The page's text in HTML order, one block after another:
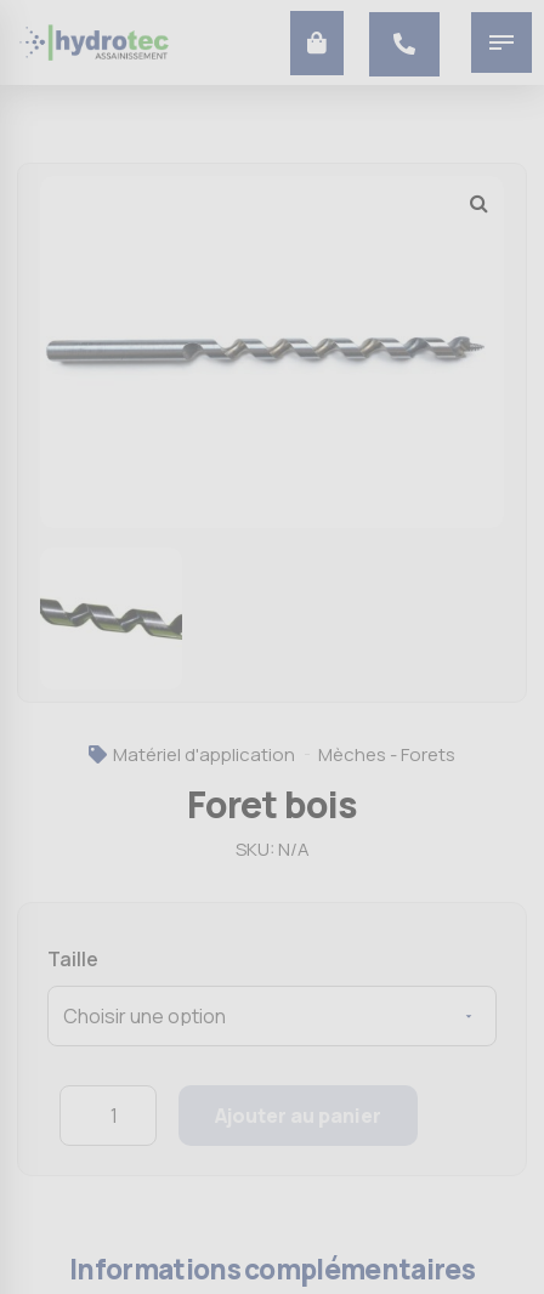
Matériel d'application Mèches - Forets
Foret bois
SKU: N/A
Taille
Informations complémentaires